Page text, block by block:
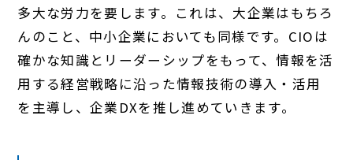
多大な労力を要します。これは、大企業はもちろ
んのこと、中小企業においても同様です。CIOは
確かな知識とリーダーシップをもって、情報を活
用する経営戦略に沿った情報技術の導入・活用
を主導し、企業DXを推し進めていきます。